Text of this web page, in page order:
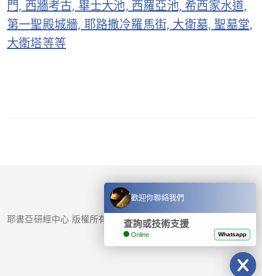
門, 西牆考古, 畢士大池, 西羅亞池, 希西家水道,
第一聖殿城牆, 耶路撒冷羅馬街, 大衛墓, 聖墓堂,
大衛塔等等
耶書亞研經中心 版權所有 © 2017-2026
歡迎你聯絡我們
查詢或技術支援
Online Whatsapp